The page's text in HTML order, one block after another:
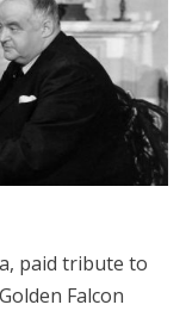
paid tribute to
Falcon